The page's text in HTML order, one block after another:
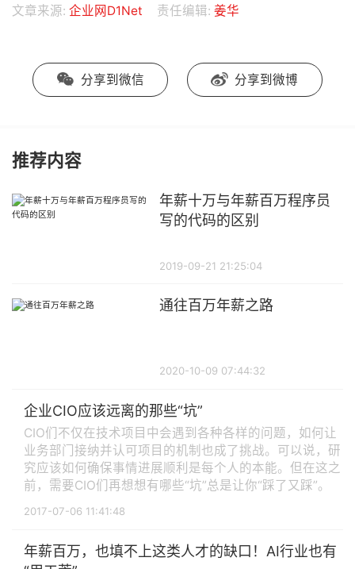
文章来源: 企业网D1Net 责任编辑: 姜华
分享到微信 分享到微博
推荐内容
年薪十万与年薪百万程序员
写的代码的区别
2019-09-21 21:25:04
通往百万年薪之路
2020-10-09 07:44:32
企业CIO应该远离的那些“坑”
CIO们不仅在技术项目中会遇到各种各样的问题，如何让
业务部门接纳并认可项目的机制也成了挑战。可以说，研
究应该如何确保事情进展顺利是每个人的本能。但在这之
前，需要CIO们再想想有哪些“坑”总是让你“踩了又踩”。
2017-07-06 11:41:48
年薪百万，也填不上这类人才的缺口！AI行业也有